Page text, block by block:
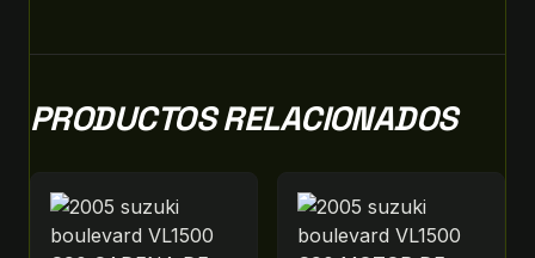
PRODUCTOS RELACIONADOS